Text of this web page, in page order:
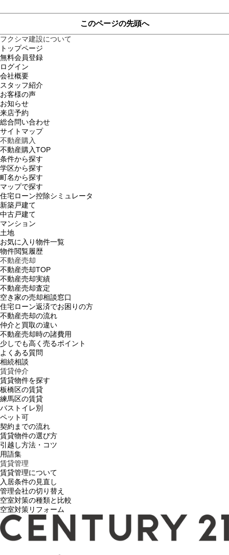
このページの先頭へ
フクシマ建設について
トップページ
無料会員登録
ログイン
会社概要
スタッフ紹介
お客様の声
お知らせ
来店予約
総合問い合わせ
サイトマップ
不動産購入
不動産購入TOP
条件から探す
学区から探す
町名から探す
マップで探す
住宅ローン控除シミュレータ
新築戸建て
中古戸建て
マンション
土地
お気に入り物件一覧
物件閲覧履歴
不動産売却
不動産売却TOP
不動産売却実績
不動産売却査定
空き家の売却相談窓口
住宅ローン返済でお困りの方
不動産売却の流れ
仲介と買取の違い
不動産売却時の諸費用
少しでも高く売るポイント
よくある質問
相続相談
賃貸仲介
賃貸物件を探す
板橋区の賃貸
練馬区の賃貸
バストイレ別
ペット可
契約までの流れ
賃貸物件の選び方
引越し方法・コツ
用語集
賃貸管理
賃貸管理について
入居条件の見直し
管理会社の切り替え
空室対策の種類と比較
空室対策リフォーム